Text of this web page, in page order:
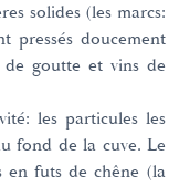
solides (les marcs:
pressés doucement
goutte et vins de
les particules les
fond de la cuve. Le
futs de chêne (la